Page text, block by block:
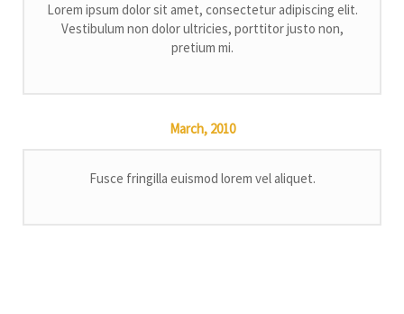
Lorem ipsum dolor sit amet, consectetur adipiscing elit.
Vestibulum non dolor ultricies, porttitor justo non,
pretium mi.
March, 2010
Fusce fringilla euismod lorem vel aliquet.